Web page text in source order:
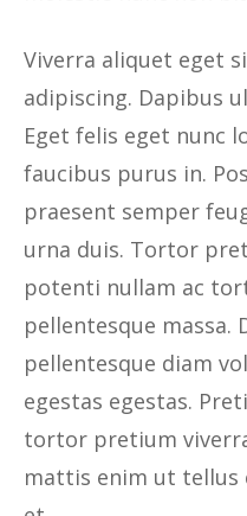
Viverra aliquet eget
adipiscing. Dapibus
Eget felis eget nunc
faucibus purus in.
praesent semper
urna duis. Tortor
potenti nullam ac
pellentesque massa.
pellentesque diam
egestas egestas.
tortor pretium
mattis enim ut tellus